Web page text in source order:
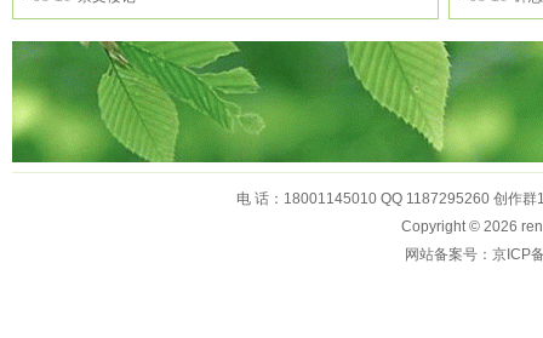
电 话：18001145010 QQ 1187295260 创作
Copyright © 2026
网站备案号：京ICP